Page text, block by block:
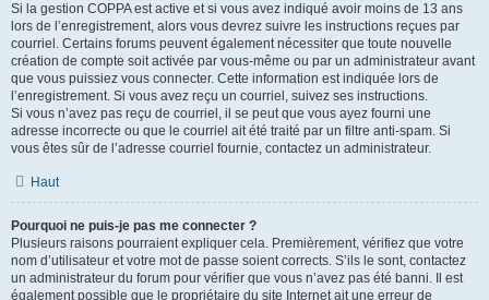
Si la gestion COPPA est active et si vous avez indiqué avoir moins de 13 ans
lors de l’enregistrement, alors vous devrez suivre les instructions reçues par
courriel. Certains forums peuvent également nécessiter que toute nouvelle
création de compte soit activée par vous-même ou par un administrateur avant
que vous puissiez vous connecter. Cette information est indiquée lors de
l’enregistrement. Si vous avez reçu un courriel, suivez ses instructions.
Si vous n’avez pas reçu de courriel, il se peut que vous ayez fourni une
adresse incorrecte ou que le courriel ait été traité par un filtre anti-spam. Si
vous êtes sûr de l’adresse courriel fournie, contactez un administrateur.
Haut
Pourquoi ne puis-je pas me connecter ?
Plusieurs raisons pourraient expliquer cela. Premièrement, vérifiez que votre
nom d’utilisateur et votre mot de passe soient corrects. S’ils le sont, contactez
un administrateur du forum pour vérifier que vous n’avez pas été banni. Il est
également possible que le propriétaire du site Internet ait une erreur de